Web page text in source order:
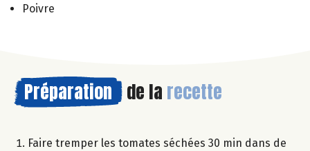
Poivre
Préparation de la recette
Faire tremper les tomates séchées 30 min dans de